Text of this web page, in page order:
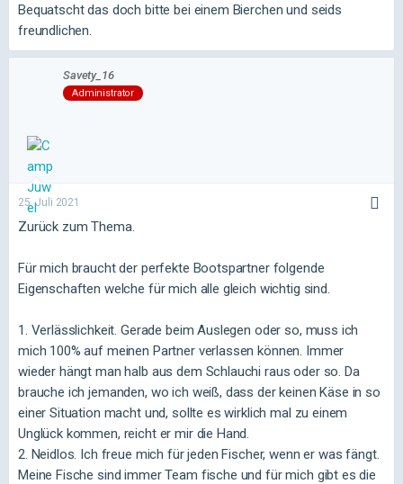
Bequatscht das doch bitte bei einem Bierchen und seids
freundlichen.
Savety_16
Administrator
25. Juli 2021
Zurück zum Thema.
Für mich braucht der perfekte Bootspartner folgende
Eigenschaften welche für mich alle gleich wichtig sind.
1. Verlässlichkeit. Gerade beim Auslegen oder so, muss ich
mich 100% auf meinen Partner verlassen können. Immer
wieder hängt man halb aus dem Schlauchi raus oder so. Da
brauche ich jemanden, wo ich weiß, dass der keinen Käse in so
einer Situation macht und, sollte es wirklich mal zu einem
Unglück kommen, reicht er mir die Hand.
2. Neidlos. Ich freue mich für jeden Fischer, wenn er was fängt.
Meine Fische sind immer Team fische und für mich gibt es die